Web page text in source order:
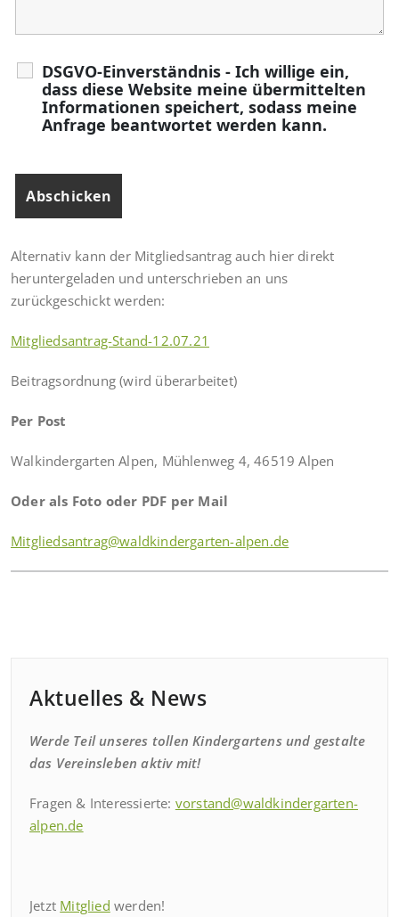
DSGVO-Einverständnis - Ich willige ein,
dass diese Website meine übermittelten
Informationen speichert, sodass meine
Anfrage beantwortet werden kann.
Alternativ kann der Mitgliedsantrag auch hier direkt
heruntergeladen und unterschrieben an uns
zurückgeschickt werden:
Mitgliedsantrag-Stand-12.07.21
Beitragsordnung (wird überarbeitet)
Per Post
Walkindergarten Alpen, Mühlenweg 4, 46519 Alpen
Oder als Foto oder PDF per Mail
Mitgliedsantrag@waldkindergarten-alpen.de
Aktuelles & News
Werde Teil unseres tollen Kindergartens und gestalte
das Vereinsleben aktiv mit!
Fragen & Interessierte: vorstand@waldkindergarten-
alpen.de
Jetzt Mitglied werden!